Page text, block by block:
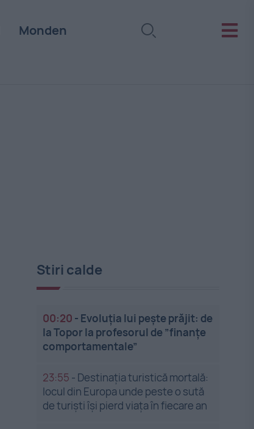
Monden
Stiri calde
00:20 - Evoluția lui pește prăjit: de
la Topor la profesorul de ”finanțe
comportamentale”
23:55 - Destinația turistică mortală:
locul din Europa unde peste o sută
de turiști își pierd viața în fiecare an